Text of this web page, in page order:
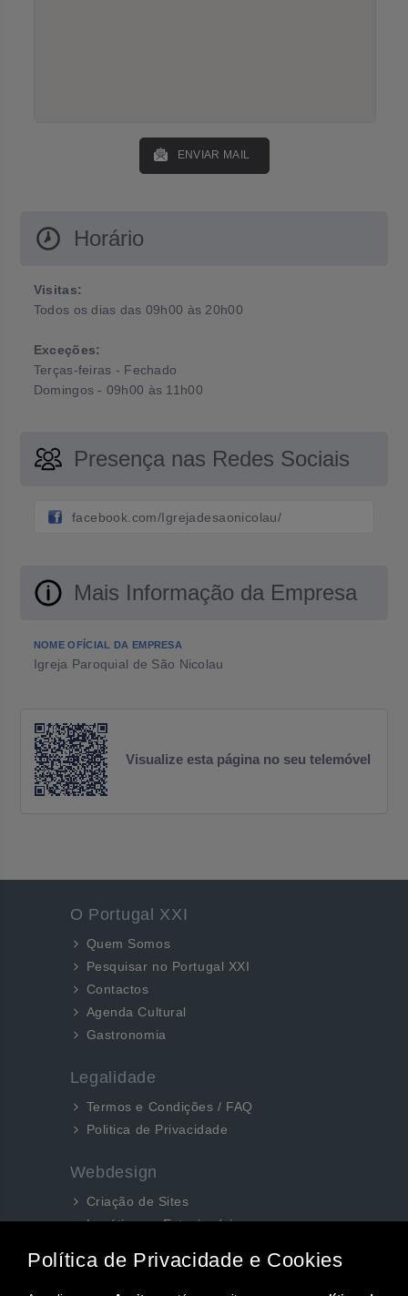
ENVIAR MAIL
Horário
Visitas:
Todos os dias das 09h00 às 20h00
Exceções:
Terças-feiras - Fechado
Domingos - 09h00 às 11h00
Presença nas Redes Sociais
facebook.com/Igrejadesaonicolau/
Mais Informação da Empresa
NOME OFÍCIAL DA EMPRESA
Igreja Paroquial de São Nicolau
Visualize esta página no seu telemóvel
O Portugal XXI
Quem Somos
Pesquisar no Portugal XXI
Contactos
Agenda Cultural
Gastronomia
Legalidade
Termos e Condições / FAQ
Politica de Privacidade
Webdesign
Criação de Sites
Logótipos e Estacionários
Siga-nos aqui...